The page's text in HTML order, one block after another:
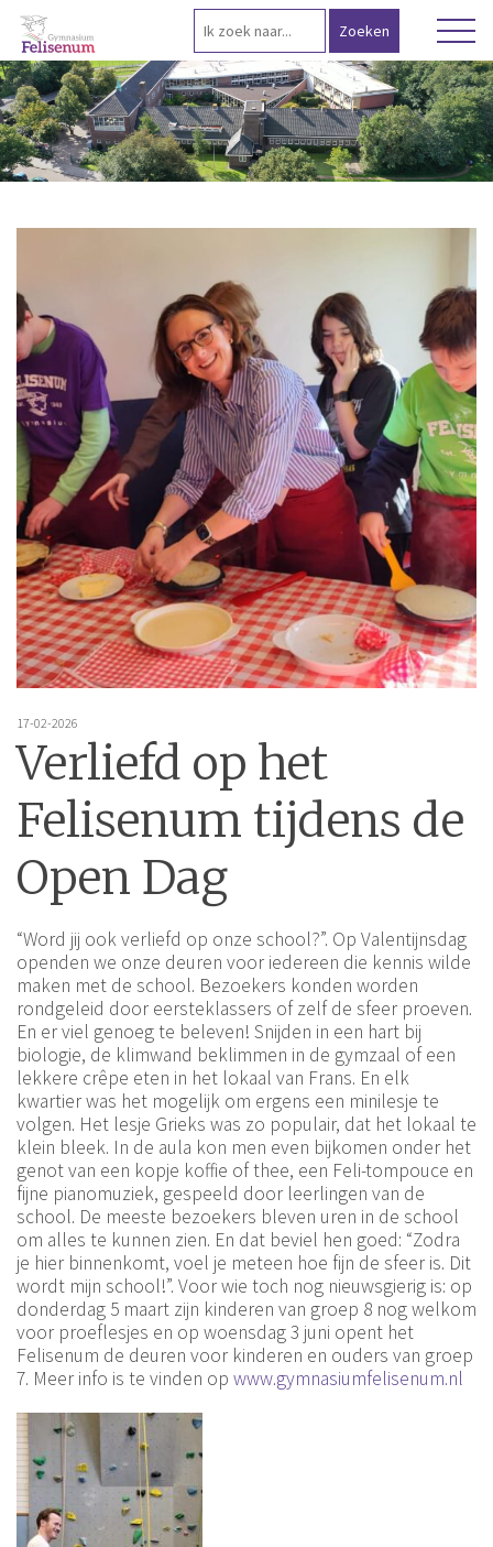
17-02-2026
Verliefd op het
Felisenum tijdens de
Open Dag
“Word jij ook verliefd op onze school?”. Op Valentijnsdag
openden we onze deuren voor iedereen die kennis wilde
maken met de school. Bezoekers konden worden
rondgeleid door eersteklassers of zelf de sfeer proeven.
En er viel genoeg te beleven! Snijden in een hart bij
biologie, de klimwand beklimmen in de gymzaal of een
lekkere crêpe eten in het lokaal van Frans. En elk
kwartier was het mogelijk om ergens een minilesje te
volgen. Het lesje Grieks was zo populair, dat het lokaal te
klein bleek. In de aula kon men even bijkomen onder het
genot van een kopje koffie of thee, een Feli-tompouce en
fijne pianomuziek, gespeeld door leerlingen van de
school. De meeste bezoekers bleven uren in de school
om alles te kunnen zien. En dat beviel hen goed: “Zodra
je hier binnenkomt, voel je meteen hoe fijn de sfeer is. Dit
wordt mijn school!”. Voor wie toch nog nieuwsgierig is: op
donderdag 5 maart zijn kinderen van groep 8 nog welkom
voor proeflesjes en op woensdag 3 juni opent het
Felisenum de deuren voor kinderen en ouders van groep
7. Meer info is te vinden op www.gymnasiumfelisenum.nl